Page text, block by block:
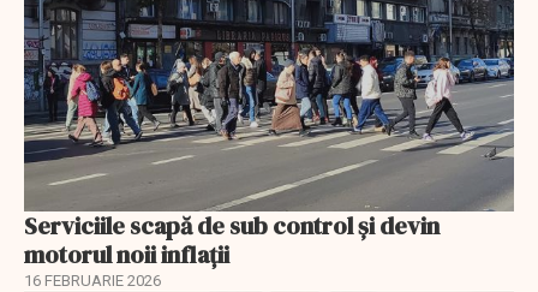
Serviciile scapă de sub control și devin
motorul noii inflații
16 FEBRUARIE 2026